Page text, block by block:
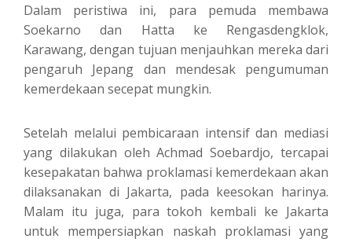
Dalam peristiwa ini, para pemuda membawa
Soekarno dan Hatta ke Rengasdengklok,
Karawang, dengan tujuan menjauhkan mereka dari
pengaruh Jepang dan mendesak pengumuman
kemerdekaan secepat mungkin.
Setelah melalui pembicaraan intensif dan mediasi
yang dilakukan oleh Achmad Soebardjo, tercapai
kesepakatan bahwa proklamasi kemerdekaan akan
dilaksanakan di Jakarta, pada keesokan harinya.
Malam itu juga, para tokoh kembali ke Jakarta
untuk mempersiapkan naskah proklamasi yang